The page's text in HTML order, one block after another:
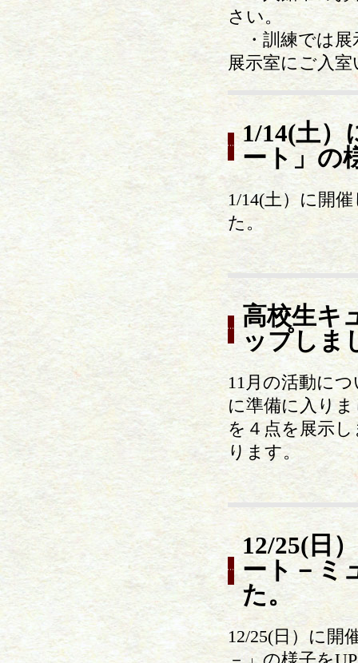
さい。
・訓練では展
展示室にご入
1/14(土）
ート」の
1/14(土）に開
た。
高校生キ
ップしま
11月の活動に
に準備に入り
を４点を展示
ります。
12/25(日
ート－ミ
た。
12/25(日）に開